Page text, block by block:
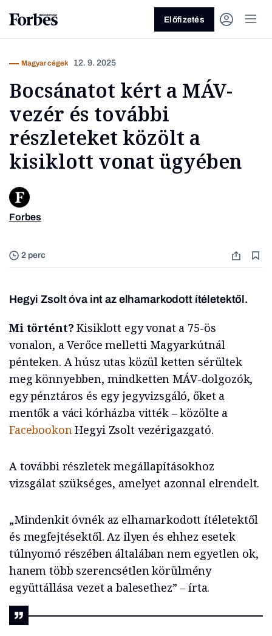
Vagy fedezze fel a következő
Előfizetés
2 perc
Magyar cégek 12. 9. 2025
Bocsánatot kért a MÁV-
vezér és további
részleteket közölt a
kisiklott vonat ügyében
Forbes
Hegyi Zsolt óva int az elhamarkodott ítéletektől.
Mi történt? Kisiklott egy vonat a 75-ös
vonalon, a Verőce melletti Magyarkútnál
pénteken. A húsz utas közül ketten sérültek
meg könnyebben, mindketten MÁV-dolgozók,
egy pénztáros és egy jegyvizsgáló, őket a
mentők a váci kórházba vitték – közölte a
FacebookonHegyi Zsolt vezérigazgató.
A további részletek megállapításokhoz
vizsgálat szükséges, amelyet azonnal elrendelt.
„Mindenkit óvnék az elhamarkodott ítéletektől
és megfejtésektől. Az ilyen és ehhez esetek
túlnyomó részében általában nem egyetlen ok,
hanem több szerencsétlen körülmény
együttállása vezet a balesethez” – írta.